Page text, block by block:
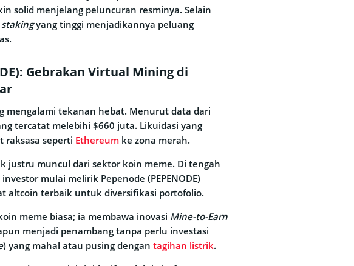
solid menjelang peluncuran resminya. Selain
stakingyang tinggi menjadikannya peluang
Gebrakan Virtual Mining di
mengalami tekanan hebat. Menurut data dari
tercatat melebihi $660 juta. Likuidasi yang
seperti Ethereum ke zona merah.
justru muncul dari sektor koin meme. Di tengah
mulai melirik Pepenode (PEPENODE)
altcoin terbaik untuk diversifikasi portofolio.
meme biasa; ia membawa inovasi Mine-to-Earn
menjadi penambang tanpa perlu investasi
) yang mahal atau pusing dengan tagihan listrik.